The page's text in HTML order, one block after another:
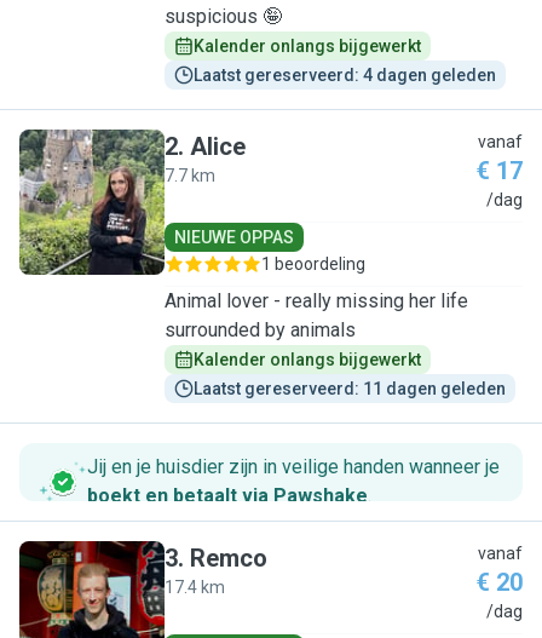
suspicious 🤪
Kalender onlangs bijgewerkt
Laatst gereserveerd: 4 dagen geleden
A
2. Alice
7.7 km
vanaf
€ 17
/dag
NIEUWE OPPAS
1 beoordeling
Animal lover - really missing her life
surrounded by animals
Kalender onlangs bijgewerkt
Laatst gereserveerd: 11 dagen geleden
Jij en je huisdier zijn in veilige handen wanneer je
boekt en betaalt via Pawshake.
R
3. Remco
17.4 km
vanaf
€ 20
/dag